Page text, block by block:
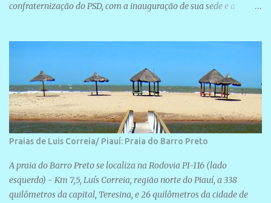
confraternização do PSD, com a inauguração de sua sede e a
Praias de Luis Correia/ Piauí: Praia do Barro Preto
A praia do Barro Preto se localiza na Rodovia PI-116 (lado
esquerdo) - Km 7,5, Luís Correia, região norte do Piauí, a 338
quilômetros da capital, Teresina, e 26 quilômetros da cidade de